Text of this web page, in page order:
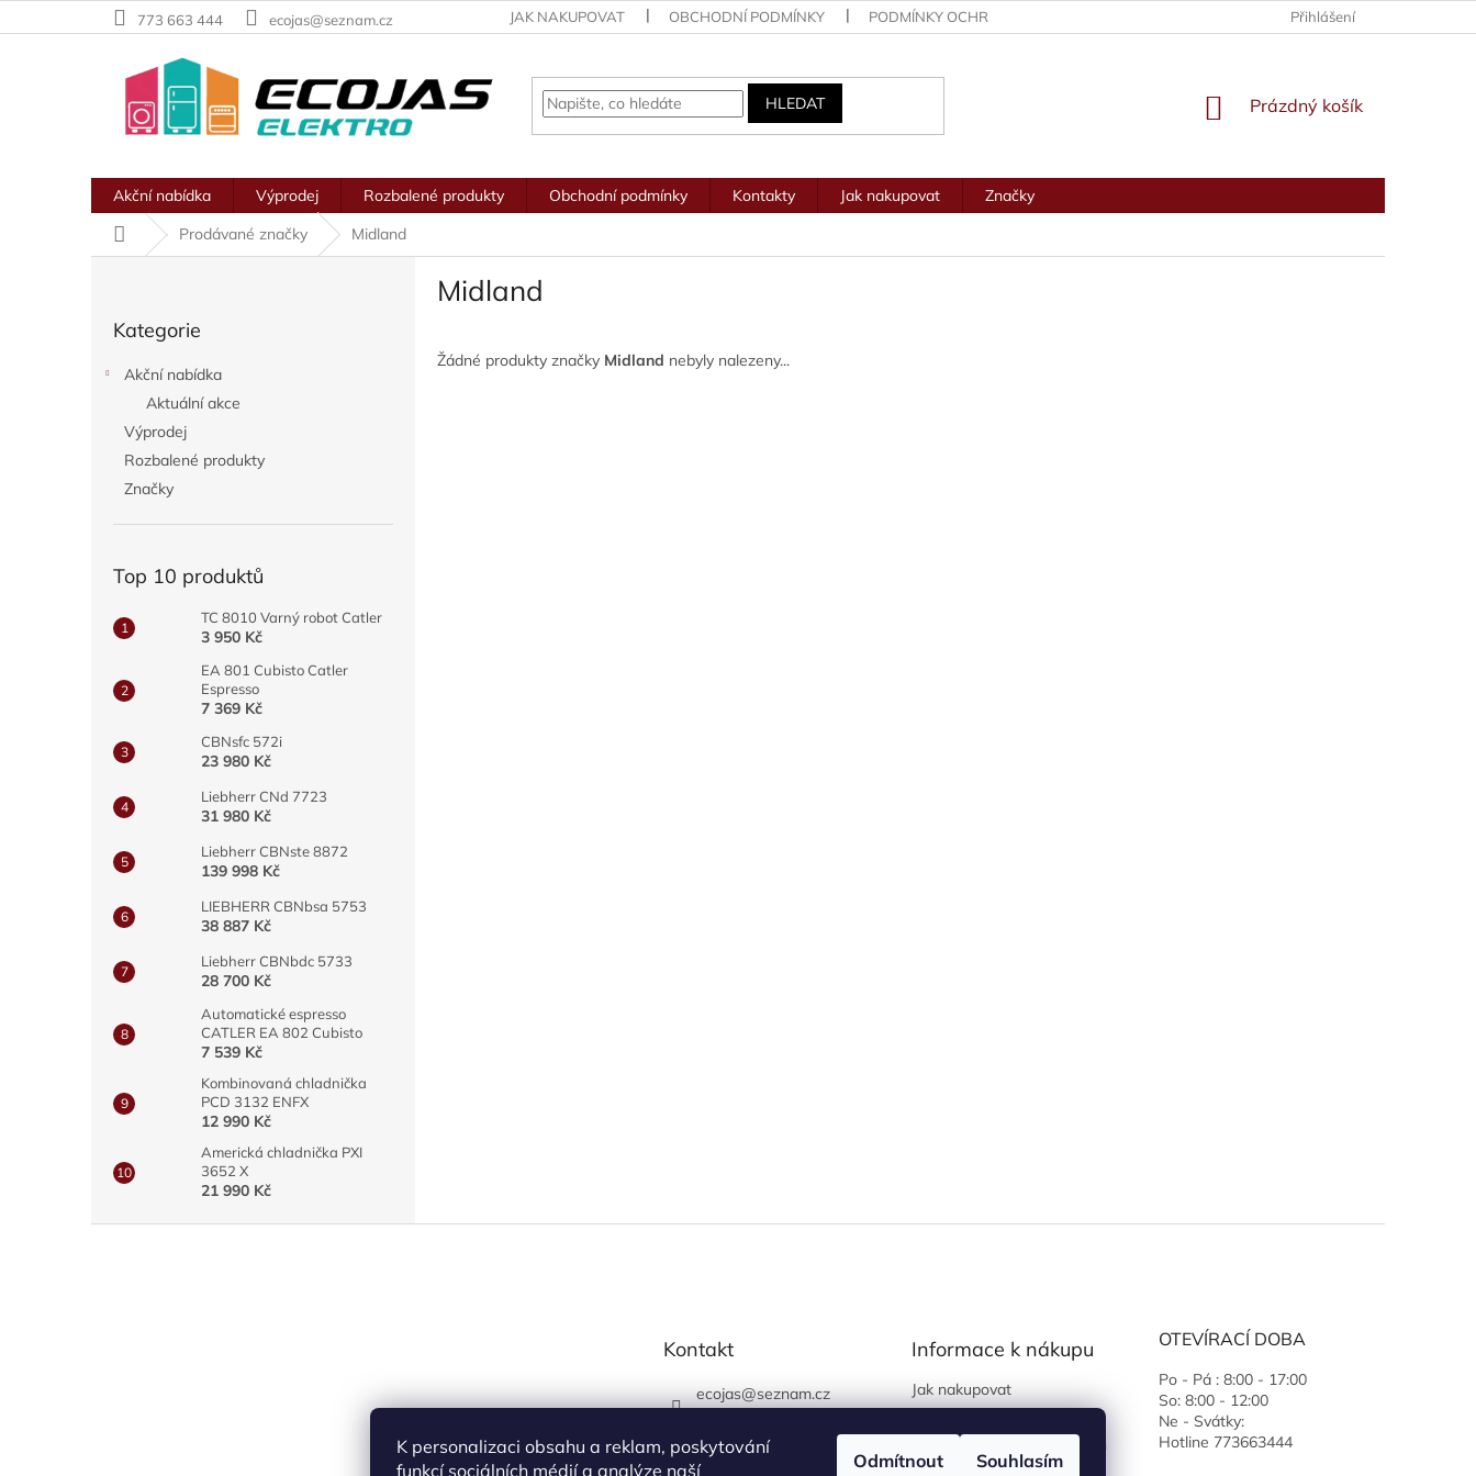
K personalizaci obsahu a reklam, poskytování
funkcí sociálních médií a analýze naší
Odmítnout Souhlasím
na
773 663 444 ecojas@seznam.cz JAK NAKUPOVAT OBCHODNÍ PODMÍNKY PODMÍNKY OCHRANY OSOBNÍCH ÚDAJŮ Přihlášení
HLEDAT
NÁKUPNÍ
Prázdný košík
Akční nabídka Výprodej Rozbalené produkty Obchodní podmínky Kontakty Jak nakupovat
Značky
Domů
Prodávané značky Midland
kategorie
Kategorie
Akční nabídka
Aktuální akce
Výprodej
Rozbalené produkty
Značky
Top 10 produktů
TC 8010 Varný robot Catler
3 950 Kč
EA 801 Cubisto Catler
Espresso
7 369 Kč
CBNsfc 572i
23 980 Kč
Liebherr CNd 7723
31 980 Kč
Liebherr CBNste 8872
139 998 Kč
LIEBHERR CBNbsa 5753
38 887 Kč
Liebherr CBNbdc 5733
28 700 Kč
Automatické espresso
CATLER EA 802 Cubisto
7 539 Kč
Kombinovaná chladnička
PCD 3132 ENFX
12 990 Kč
Americká chladnička PXI
3652 X
21 990 Kč
Midland
Žádné produkty značky Midland nebyly nalezeny...
Kontakt
ecojas@seznam.cz
730 444 400 (prodejna
Informace k nákupu
Jak nakupovat
Podmínky ochrany osobních
údajů
OTEVÍRACÍ DOBA
Po - Pá : 8:00 - 17:00
So: 8:00 - 12:00
Ne - Svátky:
Hotline 773663444